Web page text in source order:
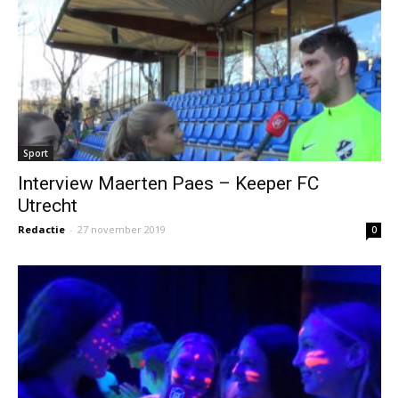
Sport
Interview Maerten Paes – Keeper FC
Utrecht
Redactie - 27 november 2019 0